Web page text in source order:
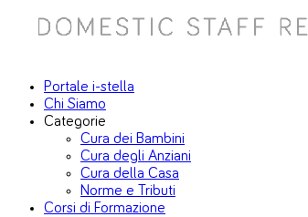
Portale i-stella
Chi Siamo
Categorie
Cura dei Bambini
Cura degli Anziani
Cura della Casa
Norme e Tributi
Corsi di Formazione